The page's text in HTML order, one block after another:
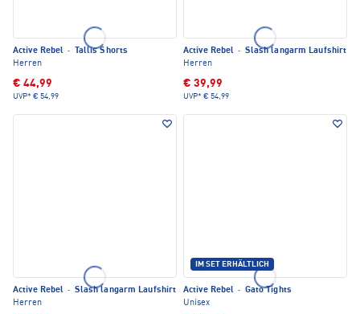
Active Rebel ·
Tallis Shorts
Herren
€ 44,99
UVP* € 54,99
Active Rebel · Slash langarm Laufshirt
Herren
€ 39,99
UVP* € 54,99
Active Rebel · Slash langarm Laufshirt
Herren
IM SET ERHÄLTLICH
Active Rebel · Gato Tights
Unisex